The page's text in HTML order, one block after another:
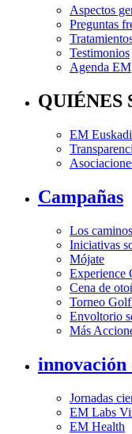
Aspectos
Preguntas
Testimonios
Agenda EM
QUIÉNES
EM Euskadi
Campañas
Los
Iniciativas
Mójate
Experience
Cena de
Torneo
Envoltorio
Más
Jornadas
EM Labs
EM Health